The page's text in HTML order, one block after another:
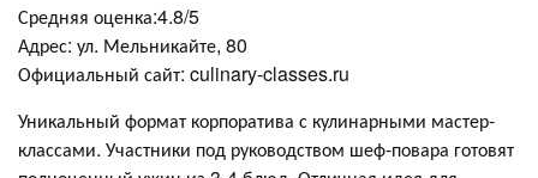
Средняя оценка:4.8/5
Адрес: ул. Мельникайте, 80
Официальный сайт: culinary-classes.ru
Уникальный формат корпоратива с кулинарными мастер-
классами. Участники под руководством шеф-повара готовят